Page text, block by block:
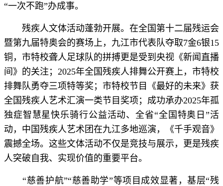
“一次不跑”办成事。
残疾人文体活动蓬勃开展。在全国第十二届残运会
暨第九届特奥会的赛场上，九江市代表队夺取7金6银15
铜，市特校聋人足球队的拼搏更是受到央视《新闻直播
间》的关注；2025年全国残疾人排舞公开赛上，市特校
排舞队勇夺三项特等奖；市特校节目《最好的未来》获
全国残疾人艺术汇演一类节目奖项；成功承办2025年孤
独症智慧星快乐骑行公益活动、全省“全国特奥日”活
动，中国残疾人艺术团在九江多地巡演，《千手观音》
震撼全场。这些文体活动不仅是竞技与展示，更是残疾
人突破自我、实现价值的重要平台。
“慈善护航”“慈善助学”等项目成效显著，基层“残